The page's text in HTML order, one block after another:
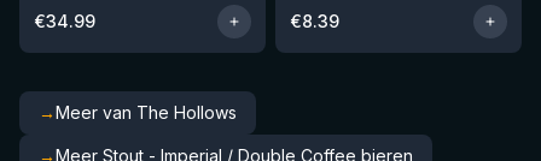
€34.99 €8.39
→Meer van The Hollows
→Meer Stout - Imperial / Double Coffee bieren